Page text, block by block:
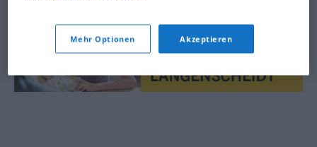
Mehr Optionen Akzeptieren